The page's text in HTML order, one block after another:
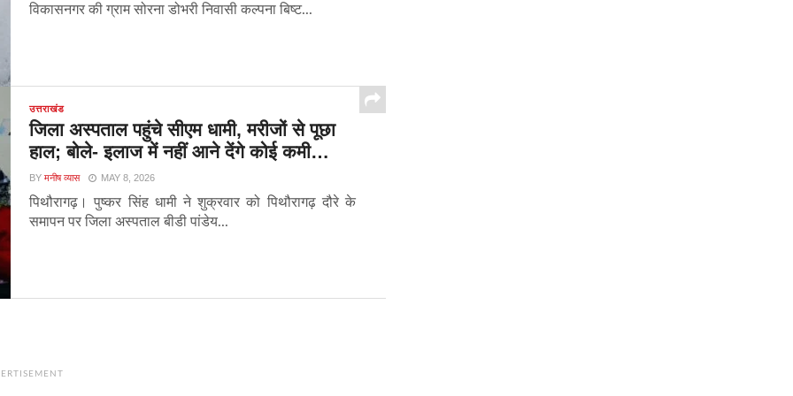
विकासनगर की ग्राम सोरना डोभरी निवासी कल्पना बिष्ट...
उत्तराखंड
जिला अस्पताल पहुंचे सीएम धामी, मरीजों से पूछा
हाल; बोले- इलाज में नहीं आने देंगे कोई कमी…
BYमनीष व्यास MAY 8, 2026
पिथौरागढ़। पुष्कर सिंह धामी ने शुक्रवार को पिथौरागढ़ दौरे के
समापन पर जिला अस्पताल बीडी पांडेय...